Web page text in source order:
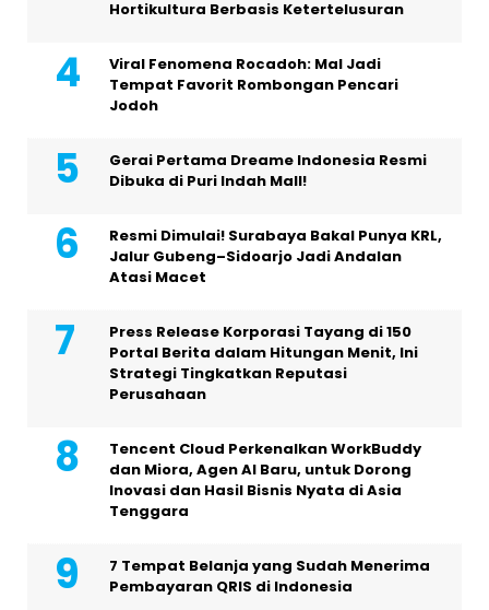
Hortikultura Berbasis Ketertelusuran
Viral Fenomena Rocadoh: Mal Jadi
Tempat Favorit Rombongan Pencari
Jodoh
Gerai Pertama Dreame Indonesia Resmi
Dibuka di Puri Indah Mall!
Resmi Dimulai! Surabaya Bakal Punya KRL,
Jalur Gubeng–Sidoarjo Jadi Andalan
Atasi Macet
Press Release Korporasi Tayang di 150
Portal Berita dalam Hitungan Menit, Ini
Strategi Tingkatkan Reputasi
Perusahaan
Tencent Cloud Perkenalkan WorkBuddy
dan Miora, Agen AI Baru, untuk Dorong
Inovasi dan Hasil Bisnis Nyata di Asia
Tenggara
7 Tempat Belanja yang Sudah Menerima
Pembayaran QRIS di Indonesia